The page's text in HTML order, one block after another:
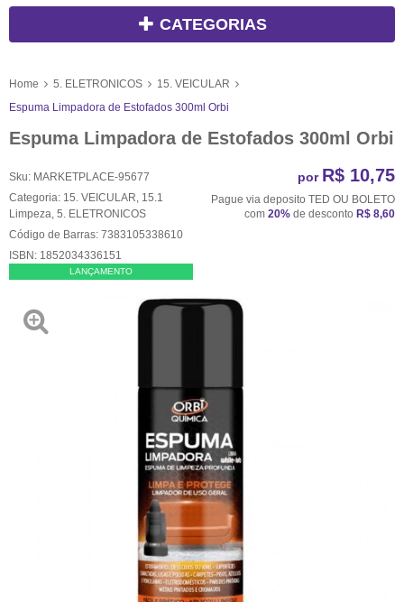
CATEGORIAS
Home 5. ELETRONICOS
15. VEICULAR
Espuma Limpadora de Estofados 300ml Orbi
Espuma Limpadora de Estofados 300ml Orbi
Sku: MARKETPLACE-95677
Categoria: 15. VEICULAR 15.1
Limpeza 5. ELETRONICOS
Código de Barras: 7383105338610
ISBN: 1852034336151
LANÇAMENTO
por R$ 10,75
Pague via deposito TED OU BOLETO
com 20% de desconto R$ 8,60